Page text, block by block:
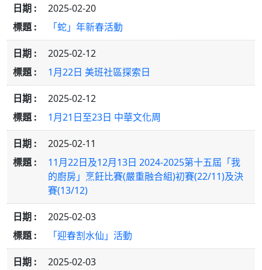
2025-02-20
「蛇」年新春活動
2025-02-12
1月22日 美班社區探索日
2025-02-12
1月21日至23日 中華文化周
2025-02-11
11月22日及12月13日 2024-2025第十五屆「我
的廚房」烹飪比賽(嚴重融合組)初賽(22/11)及決
賽(13/12)
2025-02-03
「迎春割水仙」活動
2025-02-03